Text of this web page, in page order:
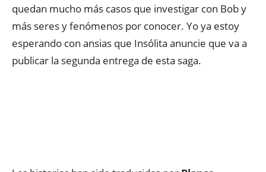
quedan mucho más casos que investigar con Bob y
más seres y fenómenos por conocer. Yo ya estoy
esperando con ansias que Insólita anuncie que va a
publicar la segunda entrega de esta saga.